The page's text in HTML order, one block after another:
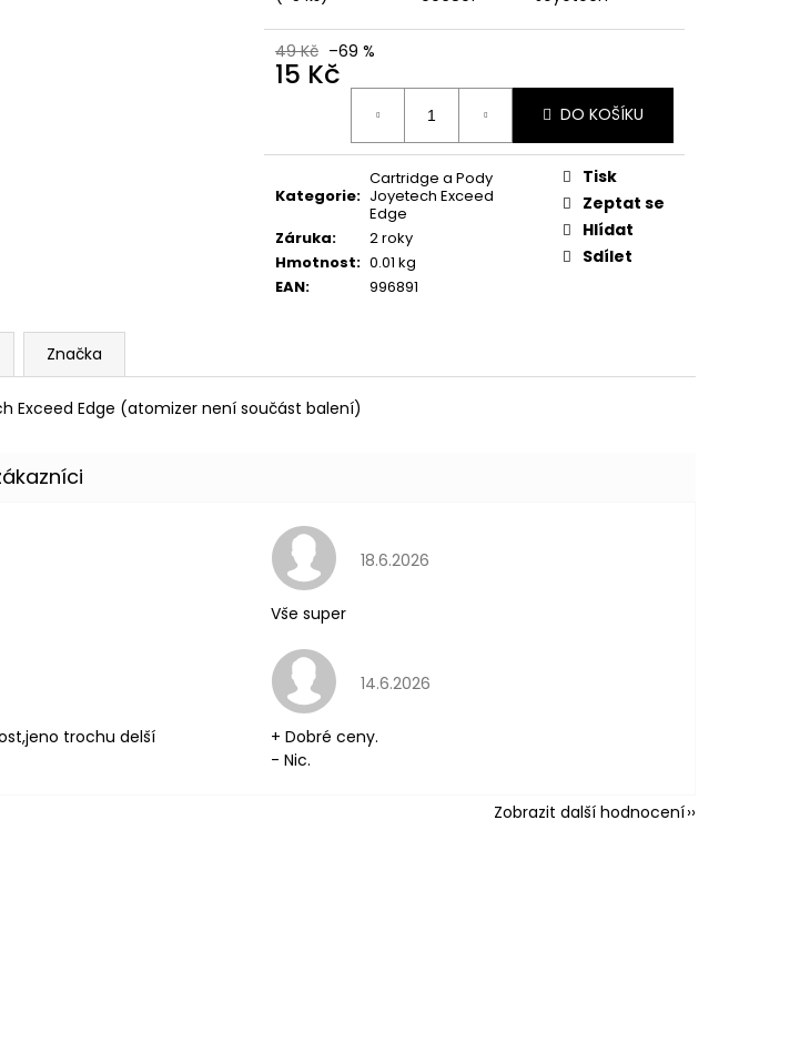
49 Kč –69 %
15 Kč
DO KOŠÍKU
Kategorie:
Cartridge a Pody
Joyetech Exceed
Edge
Záruka:
2 roky
Hmotnost: 0.01 kg
EAN: 996891
Tisk
Zeptat se
Hlídat
Sdílet
Značka
Exceed Edge (atomizer není součást balení)
obchodu je 5 z 5 hvězdiček. Hodnocení obchodu je 5 z 5 hvězdiček.
18.6.2026
Vše super
obchodu je 5 z 5 hvězdiček.
trochu delší
Hodnocení obchodu je 5 z 5 hvězdiček.
14.6.2026
+ Dobré ceny.
- Nic.
Zobrazit další hodnocení
OXVA XLIM TOP FILL SS POD CARTRIDGE
1,2OHM 2ML